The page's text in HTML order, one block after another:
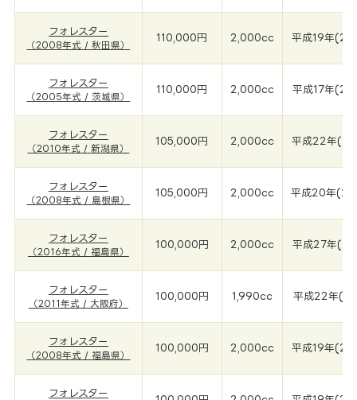
フォレスター
（2008年式 / 秋田県）
110,000円 2,000cc 平成19年
フォレスター
（2005年式 / 茨城県）
110,000円 2,000cc 平成17年
フォレスター
（2010年式 / 新潟県）
105,000円 2,000cc 平成22年
フォレスター
（2008年式 / 島根県）
105,000円 2,000cc 平成20年
フォレスター
（2016年式 / 福島県）
100,000円 2,000cc 平成27年
フォレスター
（2011年式 / 大阪府）
100,000円 1,990cc 平成22年
フォレスター
（2008年式 / 福島県）
100,000円 2,000cc 平成19年
フォレスター